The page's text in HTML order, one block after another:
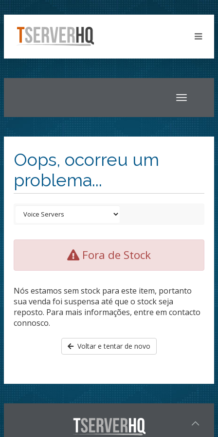
Toggle
Oops, ocorreu um
problema...
Fora de Stock
Nós estamos sem stock para este item, portanto
sua venda foi suspensa até que o stock seja
reposto. Para mais informações, entre em contacto
connosco.
Voltar e tentar de novo